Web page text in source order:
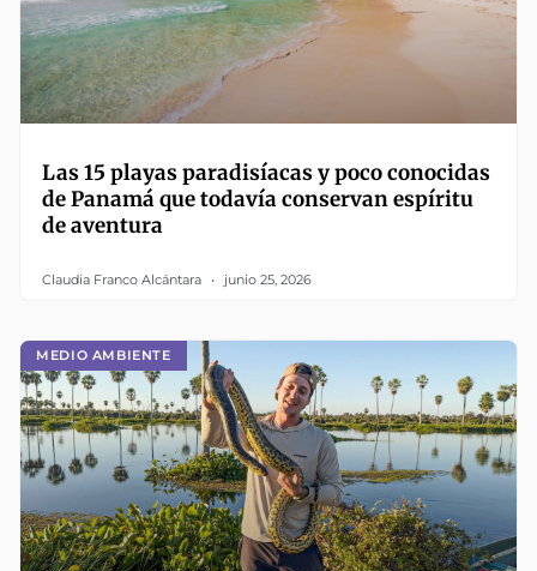
Las 15 playas paradisíacas y poco conocidas
de Panamá que todavía conservan espíritu
de aventura
Claudia Franco Alcántara junio 25, 2026
MEDIO AMBIENTE